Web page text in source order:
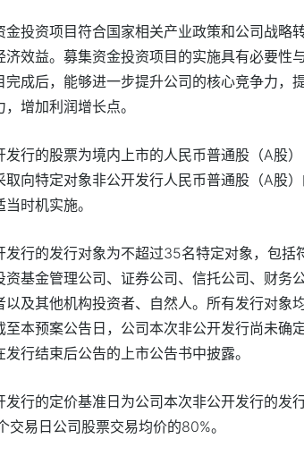
金投资项目符合国家相关产业政策和公司战略
济效益。募集资金投资项目的实施具有必要性
完成后，能够进一步提升公司的核心竞争力，
增加利润增长点。
发行的股票为境内上市的人民币普通股（A股
取向特定对象非公开发行人民币普通股（A股
时机实施。
发行的发行对象为不超过35名特定对象，包括
资基金管理公司、证券公司、信托公司、财务
以及其他机构投资者、自然人。所有发行对象
至本预案公告日，公司本次非公开发行尚未确
行结束后公告的上市公告书中披露。
发行的定价基准日为公司本次非公开发行的发
交易日公司股票交易均价的80%。